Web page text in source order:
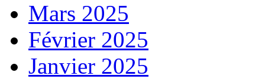
Mars 2025
Février 2025
Janvier 2025